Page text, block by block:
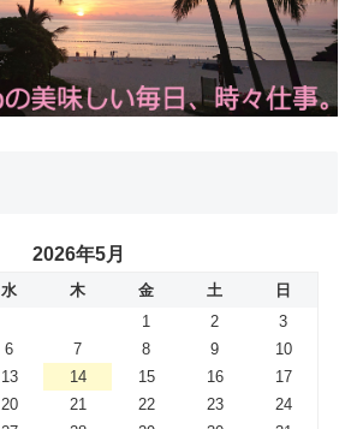
2026年5月
水 木 金 土
日
1
2
3
6 7 8 9
10
13 14 15 16
17
20 21 22 23
24